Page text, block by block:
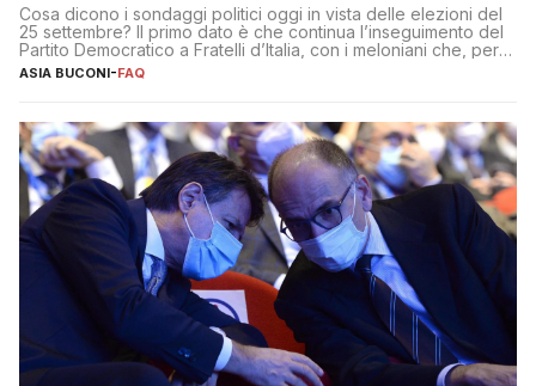
Cosa dicono i sondaggi politici oggi in vista delle elezioni del
25 settembre? Il primo dato è che continua l’inseguimento del
Partito Democratico a Fratelli d’Italia, con i meloniani che, però,
sembrano accumulare sempre più distacco affermandosi come
primo partito con il 24% (+0,7% rispetto a fine luglio), un
ASIA BUCONI-FAQ